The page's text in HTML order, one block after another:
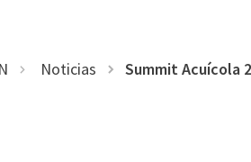
Noticias Summit Acuícola 2026 abordó en la UCN los desafíos